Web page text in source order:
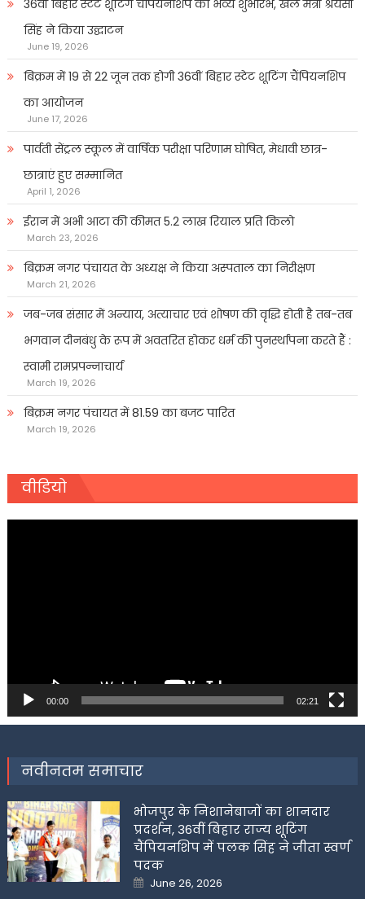
36वीं बिहार स्टेट शूटिंग चैंपियनशिप का भव्य शुभारंभ, खेल मंत्री श्रेयसी
सिंह ने किया उद्घाटन
June 19, 2026
बिक्रम में 19 से 22 जून तक होगी 36वीं बिहार स्टेट शूटिंग चैंपियनशिप
का आयोजन
June 17, 2026
पार्वती सेंट्रल स्कूल में वार्षिक परीक्षा परिणाम घोषित, मेधावी छात्र-
छात्राएं हुए सम्मानित
April 1, 2026
ईरान में अभी आटा की कीमत 5.2 लाख रियाल प्रति किलो
March 23, 2026
बिक्रम नगर पंचायत के अध्यक्ष ने किया अस्पताल का निरीक्षण
March 21, 2026
जब-जब संसार में अन्याय, अत्याचार एवं शोषण की वृद्धि होती है तब-तब
भगवान दीनबंधु के रूप में अवतरित होकर धर्म की पुनर्स्थापना करते हैं :
स्वामी रामप्रपन्नाचार्य
March 19, 2026
बिक्रम नगर पंचायत में 81.59 का बजट पारित
March 19, 2026
वीडियो
00:00 02:21
नवीनतम समाचार
भोजपुर के निशानेबाजों का शानदार
प्रदर्शन, 36वीं बिहार राज्य शूटिंग
चैंपियनशिप में पलक सिंह ने जीता स्वर्ण
पदक
Posted
on
June 26, 2026